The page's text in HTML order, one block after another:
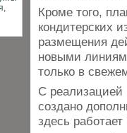
Кроме того,
кондитерских
размещения
новыми
только в
С реализацией
создано
здесь